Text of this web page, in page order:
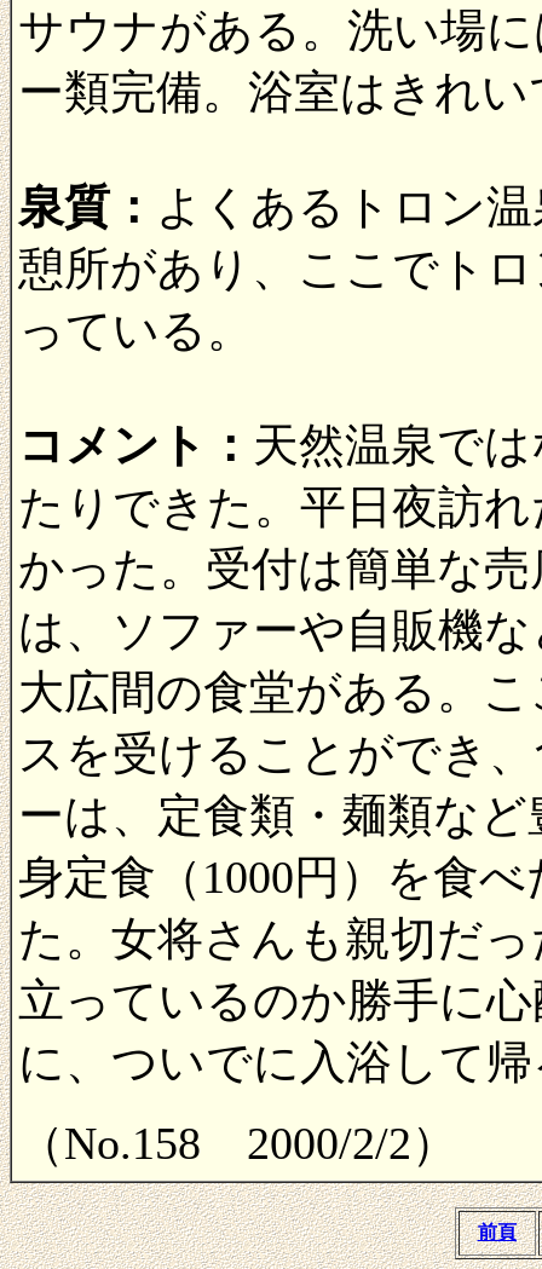
サウナがある。洗い場
ー類完備。浴室はきれ
泉質： よくあるトロン
憩所があり、ここでト
っている。
コメント： 天然温泉で
たりできた。平日夜訪
かった。受付は簡単な
は、ソファーや自販機
大広間の食堂がある。
スを受けることができ
ーは、定食類・麺類な
身定食（1000円）を食
た。女将さんも親切だ
立っているのか勝手に
に、ついでに入浴して
（No.158 2000/2/2）
前頁